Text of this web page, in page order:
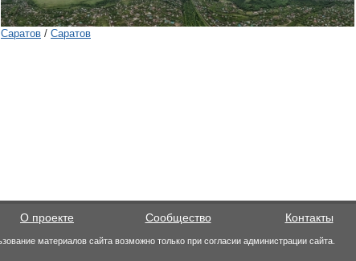
Саратов / Саратов
О проекте Сообщество Контакты
материалов сайта возможно только при согласии администрации сайта.